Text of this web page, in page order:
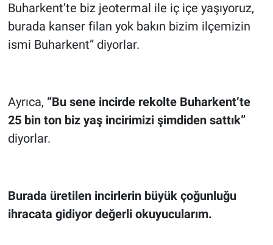
Buharkent’te biz jeotermal ile iç içe yaşıyoruz,
burada kanser filan yok bakın bizim ilçemizin
ismi Buharkent” diyorlar.
Ayrıca, “Bu sene incirde rekolte Buharkent’te
25 bin ton biz yaş incirimizi şimdiden sattık”
diyorlar.
Burada üretilen incirlerin büyük çoğunluğu
ihracata gidiyor değerli okuyucularım.